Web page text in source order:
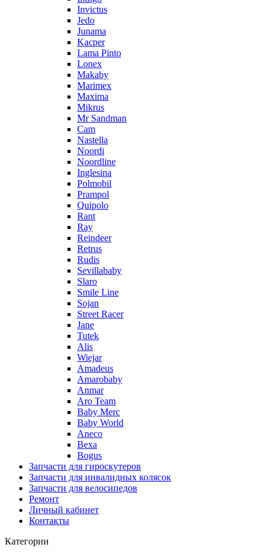
Invictus
Jedo
Junama
Kacper
Lama Pinto
Lonex
Makaby
Marimex
Maxima
Mikrus
Mr Sandman
Cam
Nastella
Noordi
Noordline
Inglesina
Polmobil
Prampol
Quipolo
Rant
Ray
Reindeer
Retrus
Rudis
Sevillababy
Slaro
Smile Line
Sojan
Street Racer
Jane
Tutek
Alis
Wiejar
Amadeus
Amarobaby
Anmar
Aro Team
Baby Merc
Baby World
Aneco
Bexa
Bogus
Запчасти для гироскутеров
Запчасти для инвалидных колясок
Запчасти для велосипедов
Ремонт
Личный кабинет
Контакты
Категории